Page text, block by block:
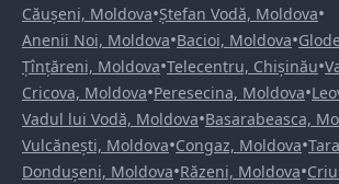
Căușeni, Moldova•Ștefan Vodă, Moldova•
Anenii Noi, Moldova•Bacioi, Moldova•
Țînțăreni, Moldova•Telecentru, Chișinău•
Cricova, Moldova•Peresecina, Moldova•
Vadul lui Vodă, Moldova•Basarabeasca,
Vulcănești, Moldova•Congaz, Moldova•
Dondușeni, Moldova•Răzeni, Moldova•